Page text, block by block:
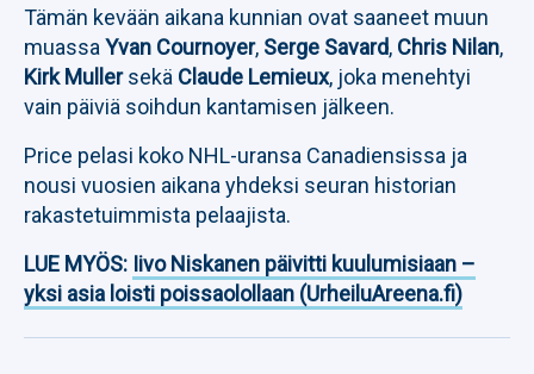
Tämän kevään aikana kunnian ovat saaneet muun
muassa Yvan Cournoyer, Serge Savard, Chris Nilan,
Kirk Mullersekä Claude Lemieux, joka menehtyi
vain päiviä soihdun kantamisen jälkeen.
Price pelasi koko NHL-uransa Canadiensissa ja
nousi vuosien aikana yhdeksi seuran historian
rakastetuimmista pelaajista.
LUE MYÖS: Iivo Niskanen päivitti kuulumisiaan –
yksi asia loisti poissaolollaan (UrheiluAreena.fi)